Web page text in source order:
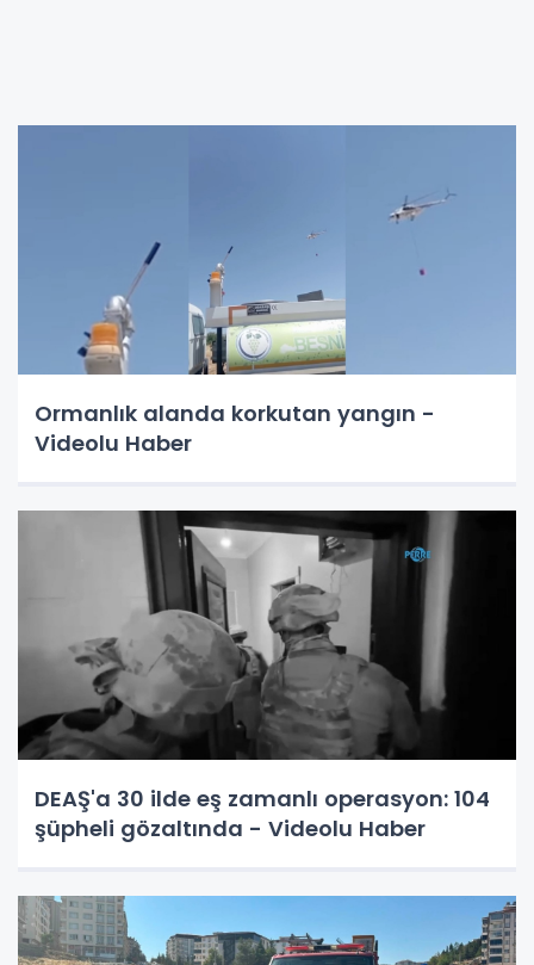
Ormanlık alanda korkutan yangın -
Videolu Haber
DEAŞ'a 30 ilde eş zamanlı operasyon: 104
şüpheli gözaltında - Videolu Haber